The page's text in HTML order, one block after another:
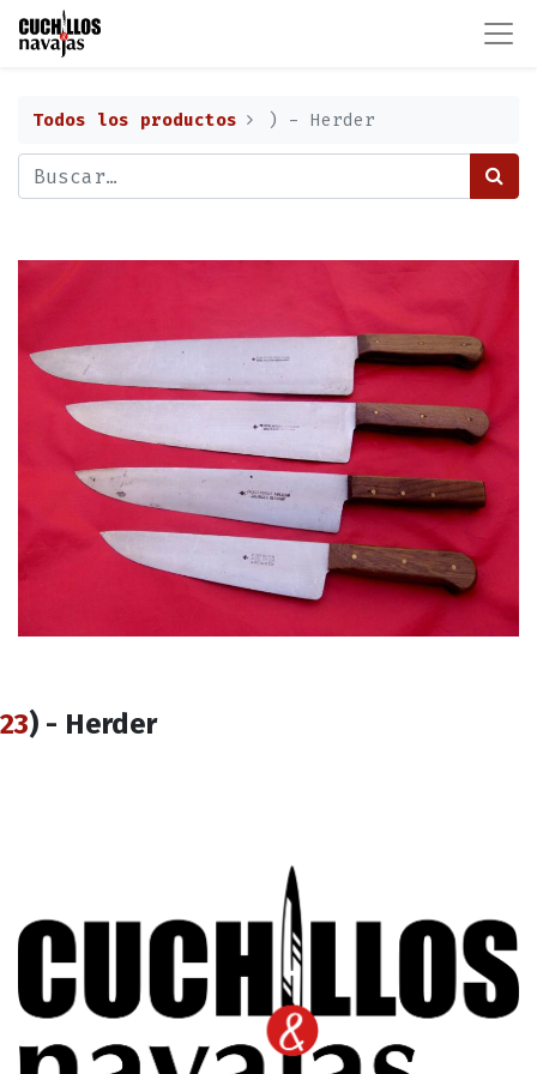
Todos los productos ) - Herder
23) - Herder